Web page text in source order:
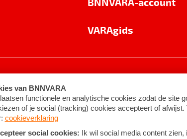
VARAgids
Algemene voorwaarden ©2026BNNVARA